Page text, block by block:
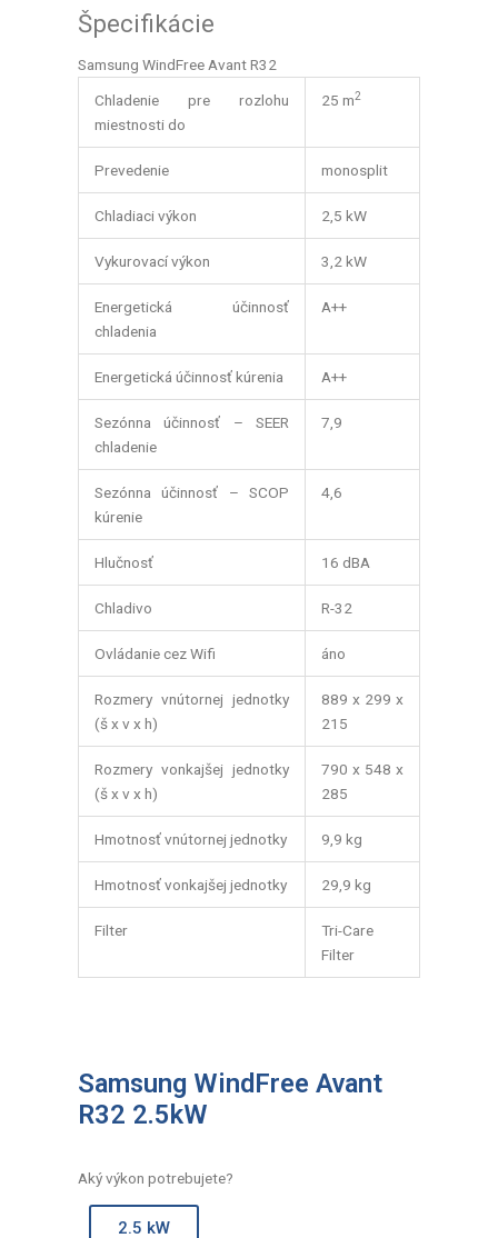
Špecifikácie
Samsung WindFree Avant R32
Chladenie pre rozlohu
miestnosti do
25 m2
Prevedenie monosplit
Chladiaci výkon 2,5 kW
Vykurovací výkon 3,2 kW
Energetická účinnosť
chladenia
A++
Energetická účinnosť kúrenia A++
Sezónna účinnosť – SEER
chladenie
7,9
Sezónna účinnosť – SCOP
kúrenie
4,6
Hlučnosť 16 dBA
Chladivo R-32
Ovládanie cez Wifi áno
Rozmery vnútornej jednotky
(š x v x h)
889 x 299 x
215
Rozmery vonkajšej jednotky
(š x v x h)
790 x 548 x
285
Hmotnosť vnútornej jednotky 9,9 kg
Hmotnosť vonkajšej jednotky 29,9 kg
Filter
Tri-Care
Filter
Samsung WindFree Avant
R32 2.5kW
Aký výkon potrebujete?
2.5 kW